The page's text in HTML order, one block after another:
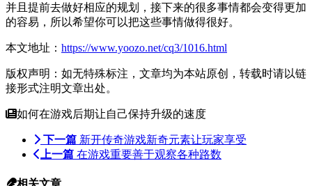
并且提前去做好相应的规划，接下来的很多事情都会变得更加
的容易，所以希望你可以把这些事情做得很好。
本文地址： https://www.yoozo.net/cq3/1016.html
版权声明：如无特殊标注，文章均为本站原创，转载时请以链
接形式注明文章出处。
如何在游戏后期让自己保持升级的速度
下一篇 新开传奇游戏新奇元素让玩家享受
上一篇 在游戏重要善于观察各种路数